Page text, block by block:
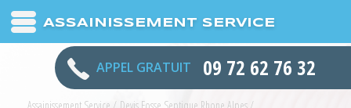
ASSAINISSEMENT SERVICE
APPEL GRATUIT 09 72 62 76 32